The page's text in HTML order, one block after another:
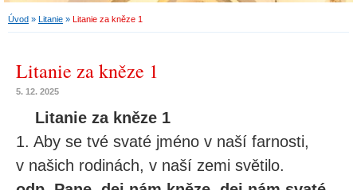
Úvod » Litanie » Litanie za kněze 1
Litanie za kněze 1
5. 12. 2025
Litanie za kněze 1
1. Aby se tvé svaté jméno v naší farnosti,
v našich rodinách, v naší zemi světilo.